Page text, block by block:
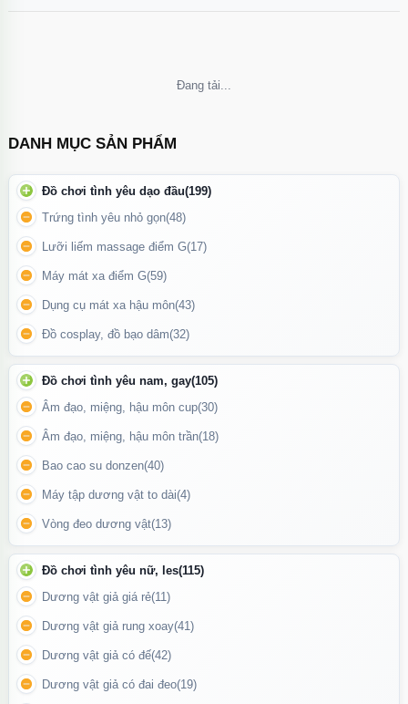
Cải thiện độ linh hoạt của các khớp
Giảm đau, giảm viêm khớp nhờ các hoạt chất chống oxy hóa và
kháng viêm tự nhiên
FLEX Glucosamine-7 Extra Strength có xuất xứ tại Mỹ
Đối tượng sử dụng
Người bị thoái hóa khớp, viêm khớp
Người trung niên, cao tuổi có dấu hiệu đau nhức khớp
Người chơi thể thao, vận động mạnh thường xuyên
Không thể tải nội dung
DANH MỤC SẢN PHẨM
Đồ chơi tình yêu dạo đầu(199)
Trứng tình yêu nhỏ gọn(48)
Lưỡi liếm massage điểm G(17)
Máy mát xa điểm G(59)
Dụng cụ mát xa hậu môn(43)
Đồ cosplay, đồ bạo dâm(32)
Đồ chơi tình yêu nam, gay(105)
Âm đạo, miệng, hậu môn cup(30)
Âm đạo, miệng, hậu môn trần(18)
Bao cao su donzen(40)
Máy tập dương vật to dài(4)
Vòng đeo dương vật(13)
Đồ chơi tình yêu nữ, les(115)
Dương vật giả giá rẻ(11)
Dương vật giả rung xoay(41)
Dương vật giả có đế(42)
Dương vật giả có đai đeo(19)